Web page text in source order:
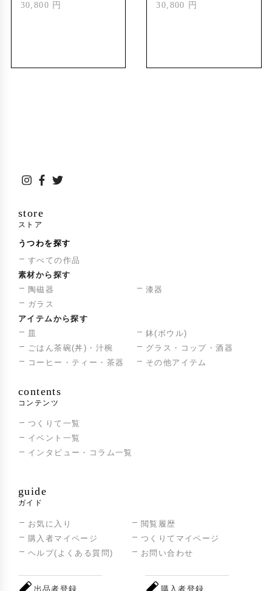
30,800 円
30,800 円
store
ストア
うつわを探す
すべての作品
素材から探す
陶磁器
漆器
ガラス
アイテムから探す
皿
鉢(ボウル)
ごはん茶碗(丼)・汁椀
グラス・コップ・酒器
コーヒー・ティー・茶器
その他アイテム
contents
コンテンツ
つくりて一覧
イベント一覧
インタビュー・コラム一覧
guide
ガイド
お気に入り
閲覧履歴
購入者マイページ
つくりてマイページ
ヘルプ(よくある質問)
お問い合わせ
出品者登録 購入者登録